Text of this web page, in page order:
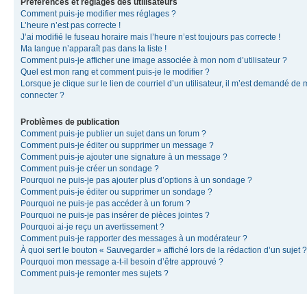
Comment puis-je modifier mes réglages ?
L’heure n’est pas correcte !
J’ai modifié le fuseau horaire mais l’heure n’est toujours pas correcte !
Ma langue n’apparaît pas dans la liste !
Comment puis-je afficher une image associée à mon nom d’utilisateur ?
Quel est mon rang et comment puis-je le modifier ?
Lorsque je clique sur le lien de courriel d’un utilisateur, il m’est demandé de
connecter ?
Problèmes de publication
Comment puis-je publier un sujet dans un forum ?
Comment puis-je éditer ou supprimer un message ?
Comment puis-je ajouter une signature à un message ?
Comment puis-je créer un sondage ?
Pourquoi ne puis-je pas ajouter plus d’options à un sondage ?
Comment puis-je éditer ou supprimer un sondage ?
Pourquoi ne puis-je pas accéder à un forum ?
Pourquoi ne puis-je pas insérer de pièces jointes ?
Pourquoi ai-je reçu un avertissement ?
Comment puis-je rapporter des messages à un modérateur ?
À quoi sert le bouton « Sauvegarder » affiché lors de la rédaction d’un sujet ?
Pourquoi mon message a-t-il besoin d’être approuvé ?
Comment puis-je remonter mes sujets ?